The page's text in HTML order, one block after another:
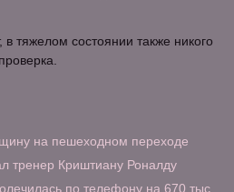
тяжелом состоянии также никого
на пешеходном переходе
тренер Криштиану Роналду
по телефону на 670 тыс.